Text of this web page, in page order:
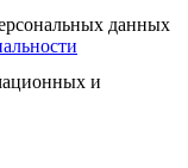
данных
и